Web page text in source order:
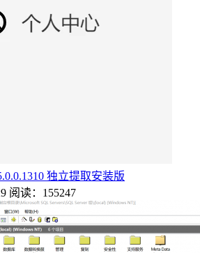
独立提取安装版
阅读：155247